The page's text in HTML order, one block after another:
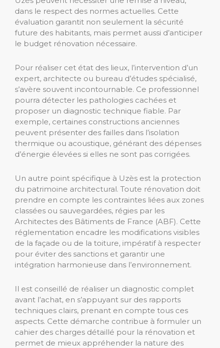
dans le respect des normes actuelles. Cette
évaluation garantit non seulement la sécurité
future des habitants, mais permet aussi d’anticiper
le budget rénovation nécessaire.
Pour réaliser cet état des lieux, l’intervention d’un
expert, architecte ou bureau d’études spécialisé,
s’avère souvent incontournable. Ce professionnel
pourra détecter les pathologies cachées et
proposer un diagnostic technique fiable. Par
exemple, certaines constructions anciennes
peuvent présenter des failles dans l’isolation
thermique ou acoustique, générant des dépenses
d’énergie élevées si elles ne sont pas corrigées.
Un autre point spécifique à Uzès est la protection
du patrimoine architectural. Toute rénovation doit
prendre en compte les contraintes liées aux zones
classées ou sauvegardées, régies par les
Architectes des Bâtiments de France (ABF). Cette
réglementation encadre les modifications visibles
de la façade ou de la toiture, impératif à respecter
pour éviter des sanctions et garantir une
intégration harmonieuse dans l’environnement.
Il est conseillé de réaliser un diagnostic complet
avant l’achat, en s’appuyant sur des rapports
techniques clairs, prenant en compte tous ces
aspects. Cette démarche contribue à formuler un
cahier des charges détaillé pour la rénovation et
permet de mieux appréhender la nature des